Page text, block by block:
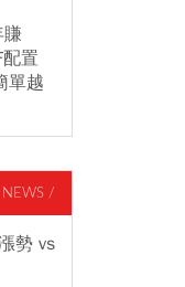
賺
置
單越
/
勢 vs